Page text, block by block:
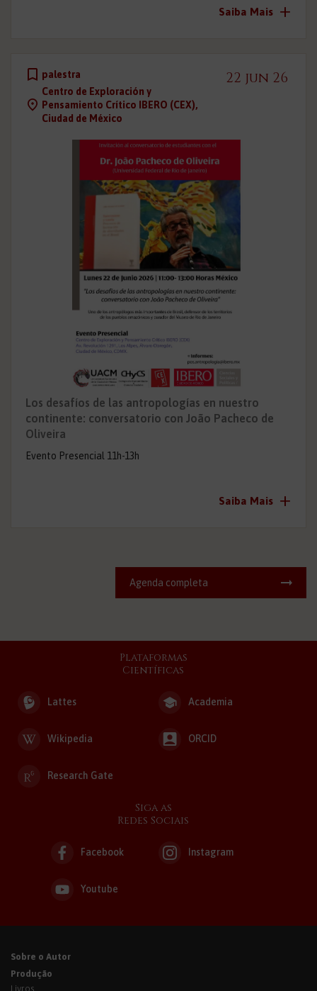
Saiba Mais +
palestra
Centro de Exploración y
Pensamiento Crítico IBERO (CEX),
Ciudad de México
22 jun 26
Los desafíos de las antropologías en nuestro
continente: conversatorio con João Pacheco de
Oliveira
Evento Presencial 11h-13h
Saiba Mais +
Agenda completa
Plataformas
Científicas
Lattes Academia
Wikipedia ORCID
Research Gate
Siga as
Redes Sociais
Facebook Instagram
Youtube
Sobre o Autor
Produção
Livros